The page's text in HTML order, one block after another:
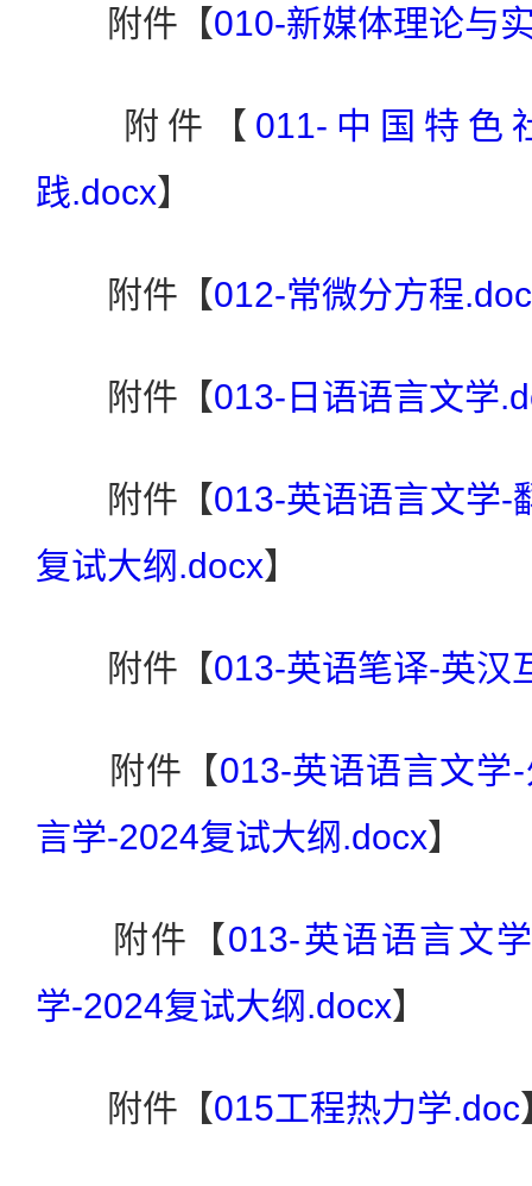
附件【010-新媒体理论与
附件【 011-中国特色
践.docx】
附件【012-常微分方程.doc
附件【013-日语语言文学
附件【013-英语语言文学-
复试大纲.docx】
附件【013-英语笔译-英汉
附件【013-英语语言文学
言学-2024复试大纲.docx】
附件【013-英语语言文
学-2024复试大纲.docx】
附件【015工程热力学.doc